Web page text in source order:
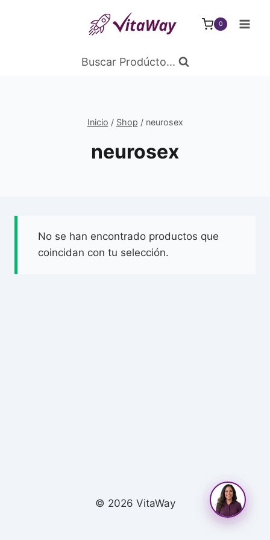
0
Buscar Prodúcto...
Inicio / Shop / neurosex
neurosex
No se han encontrado productos que
coincidan con tu selección.
© 2026 VitaWay